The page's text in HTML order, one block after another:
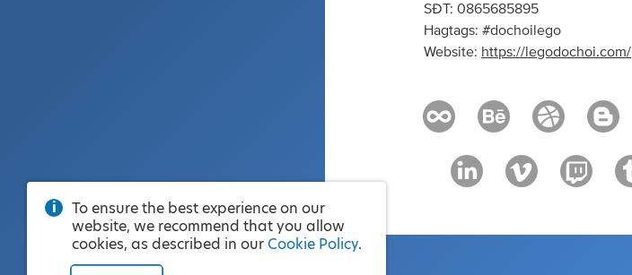
SĐT: 0865685895
Hagtags: #dochoilego
Website: https://legodochoi.com/
To ensure the best experience on our
website, we recommend that you allow
cookies, as described in our Cookie Policy.